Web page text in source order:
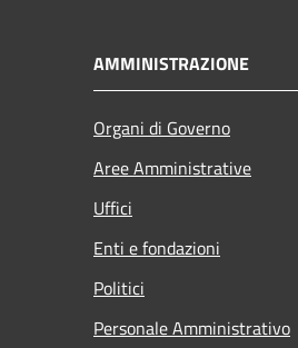
AMMINISTRAZIONE
Organi di Governo
Aree Amministrative
Uffici
Enti e fondazioni
Politici
Personale Amministrativo